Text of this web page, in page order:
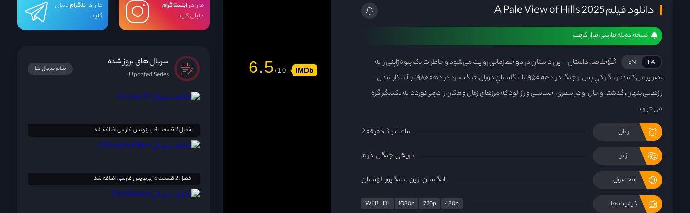
دانلود فیلم A Pale View of Hills 2025
نسخه دوبله فارسی قرار گرفت
FA
EN خلاصه داستان : این داستان در دو خط زمانی روایت می‌شود و خاطرات یک بیوه ژاپنی را به
تصویر می‌کشد؛ از ناگازاکیِ پس از جنگ در دهه ۱۹۵۰ تا انگلستانِ دوران جنگ سرد در دهه ۱۹۸۰. با آشکار شدن
رازهایی پنهان، گذشته و حال او در سفری احساسی و رازآلود که مرزهای زمان و مکان را درمی‌نوردد، به یکدیگر گره
می‌خورند.
زمان 2 ساعت و 3 دقیقه
ژانر تاریخی جنگی درام
محصول انگستان ژاپن سنگاپور لهستان
کیفیت ها WEB-DL 1080p 720p 480p
6.5 IMDb
ما را دراینستاگرام
دنبال کنید
ما را درتلگرامدنبال
کنید
سریال های بروز شده
Updated Series
تمام سریال ها
فصل 2 قسمت 8 زیرنویس فارسی اضافه شد
فصل 2 قسمت 6 زیرنویس فارسی اضافه شد